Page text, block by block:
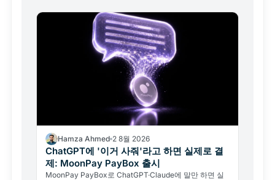
Hamza Ahmed 2 8월 2026
ChatGPT에 '이거 사줘'라고 하면 실제로 결
제: MoonPay PayBox 출시
MoonPay PayBox로 ChatGPT·Claude에 말만 하면 실